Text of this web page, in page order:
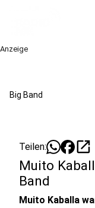
Anzeige
Big Band
Teilen: open_in_new
Muito
Band
Muito Kaballa